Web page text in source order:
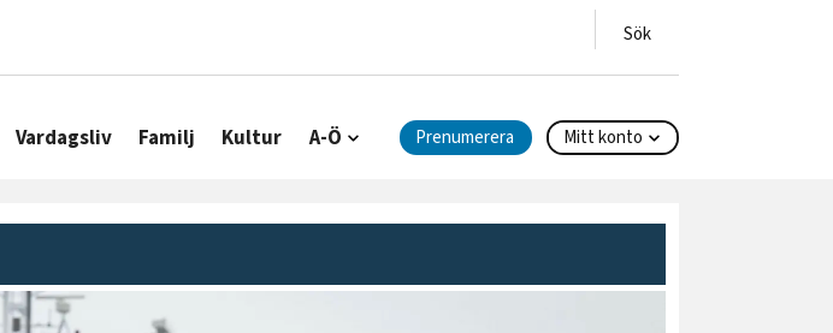
Vardagsliv Familj Kultur A-Ö Prenumerera Mitt konto